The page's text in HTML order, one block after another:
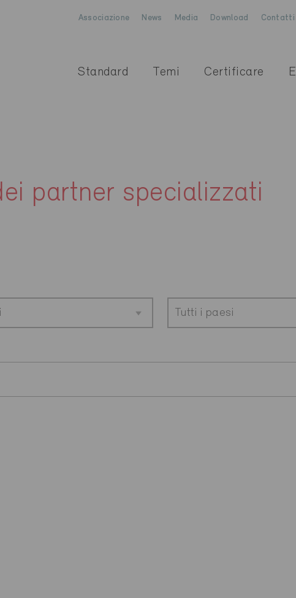
Associazione News Media Download Contatti
Standard Temi Certificare
partner specializzati
Tutti i paesi